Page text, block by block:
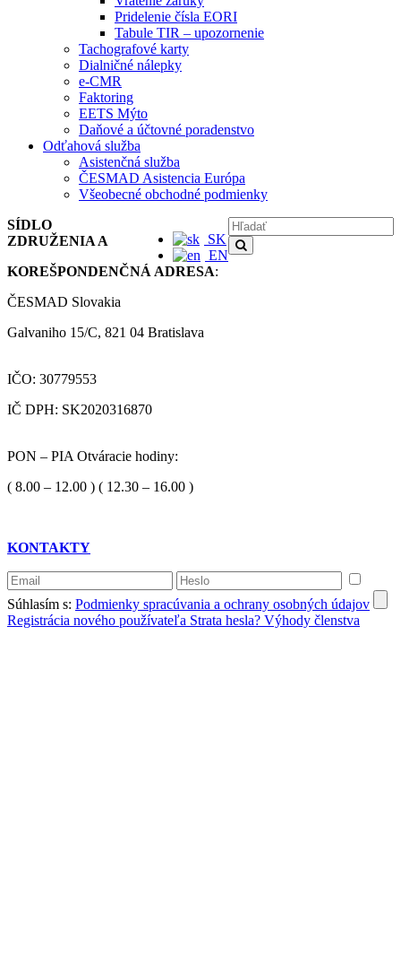
Pridelenie čísla EORI
Tabule TIR – upozornenie
Tachografové karty
Dialničné nálepky
e-CMR
Faktoring
EETS Mýto
Daňové a účtovné poradenstvo
Odťahová služba
Asistenčná služba
ČESMAD Asistencia Európa
Všeobecné obchodné podmienky
SK
EN
SÍDLO
ZDRUŽENIA A
KOREŠPONDENČNÁ ADRESA:
ČESMAD Slovakia
Galvaniho 15/C, 821 04 Bratislava
IČO: 30779553
IČ DPH: SK2020316870
PON – PIA Otváracie hodiny:
( 8.00 – 12.00 ) ( 12.30 – 16.00 )
KONTAKTY
Súhlasím s: Podmienky spracúvania a ochrany osobných údajov
Registrácia nového používateľa Strata hesla? Výhody členstva